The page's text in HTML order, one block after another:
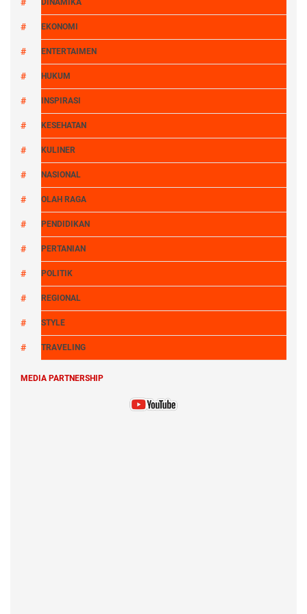
DINAMIKA
EKONOMI
ENTERTAIMEN
HUKUM
INSPIRASI
KESEHATAN
KULINER
NASIONAL
OLAH RAGA
PENDIDIKAN
PERTANIAN
POLITIK
REGIONAL
STYLE
TRAVELING
MEDIA PARTNERSHIP